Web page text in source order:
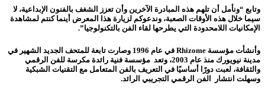
وتابع “ونأمل أن تلهم هذه المبادرة الآخرين وأن تعزز الشغف بالفنون الإبداعية، لا
سيما خلال هذه الأوقات الصعبة، وندعوكم لزيارة هذا المعرض أينما كنتم لمشاهدة
الإمكانيات اللامحدودة التي يطرحها لقاء الفن بالتكنولوجيا.”
وأنشأت مؤسسة Rhizome
في عام 1996 وصارت تابعة للمتحف الجديد الشهير في
مدينة نيويورك منذ عام 2003، وتعد مؤسسة فنية رائدة مكرسة للفن الرقمي
والثقافة، لعبت دورًا أساسيًا في التعريف بالفن المتعامل مع التقنيات الشبكية
وسهلت انتشار الفن الرقمي التجريبي الرائد.